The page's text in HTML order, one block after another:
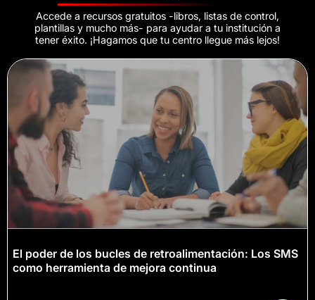
Accede a recursos gratuitos -libros, listas de control,
plantillas y mucho más- para ayudar a tu institución a
tener éxito. ¡Hagamos que tu centro llegue más lejos!
El poder de los bucles de retroalimentación: Los SMS
como herramienta de mejora continua